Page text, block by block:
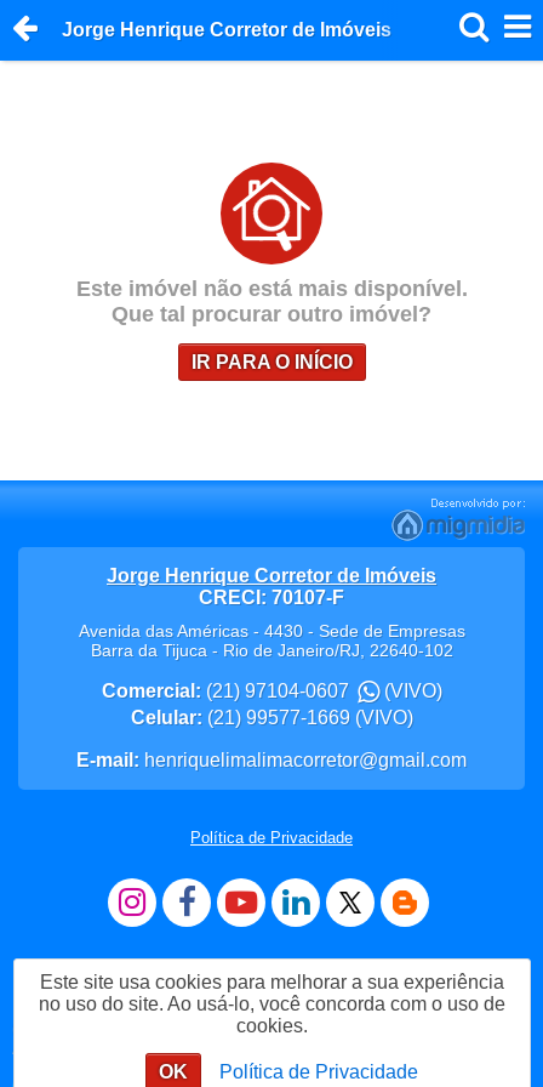
Jorge Henrique Corretor de Imóveis
Este imóvel não está mais disponível.
Que tal procurar outro imóvel?
IR PARA O INÍCIO
Me Chame no WhatsApp
Jorge Henrique Corretor de Imóveis
CRECI: 70107-F
Avenida das Américas - 4430 - Sede de Empresas
Barra da Tijuca- Rio de Janeiro/RJ, 22640-102
Comercial: (21) 97104-0607
(VIVO)
Celular: (21) 99577-1669(VIVO)
E-mail: henriquelimalimacorretor@gmail.com
Política de Privacidade
Este site usa cookies para melhorar a sua experiência
no uso do site. Ao usá-lo, você concorda com o uso de
cookies.
OK Política de Privacidade